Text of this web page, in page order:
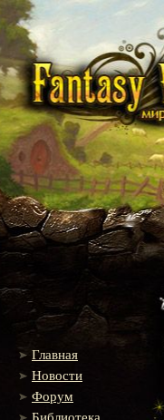
Главная
Новости
Форум